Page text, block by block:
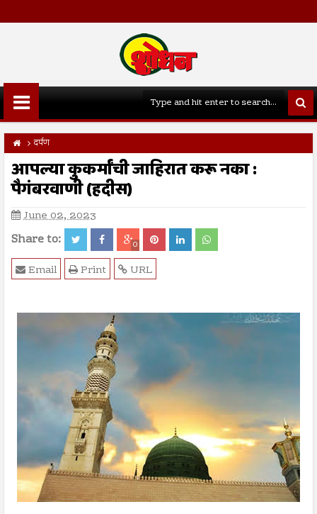
दर्पण
आपल्या कुकर्मांची जाहिरात करू नका :
पैगंबरवाणी (हदीस)
June 02, 2023
Share to: 0
URL
Print
Email